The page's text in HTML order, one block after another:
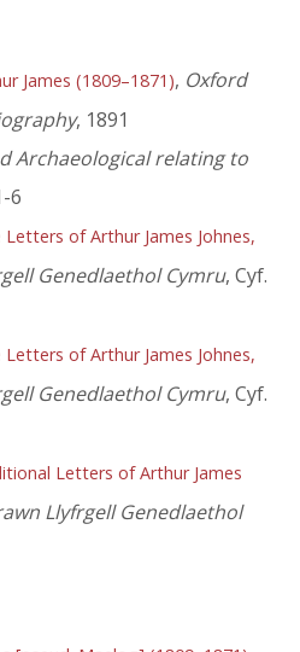
James (1809–1871), Oxford
, 1891
Archaeological relating to
6
Letters of Arthur James Johnes,
Genedlaethol Cymru, Cyf.
Letters of Arthur James Johnes,
Genedlaethol Cymru, Cyf.
Letters of Arthur James
Llyfrgell Genedlaethol